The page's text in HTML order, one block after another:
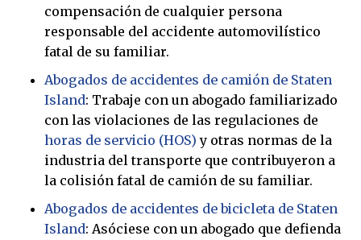
compensación de cualquier persona
responsable del accidente automovilístico
fatal de su familiar.
Abogados de accidentes de camión de Staten
Island: Trabaje con un abogado familiarizado
con las violaciones de las regulaciones de
horas de servicio (HOS) y otras normas de la
industria del transporte que contribuyeron a
la colisión fatal de camión de su familiar.
Abogados de accidentes de bicicleta de Staten
Island: Asóciese con un abogado que defienda